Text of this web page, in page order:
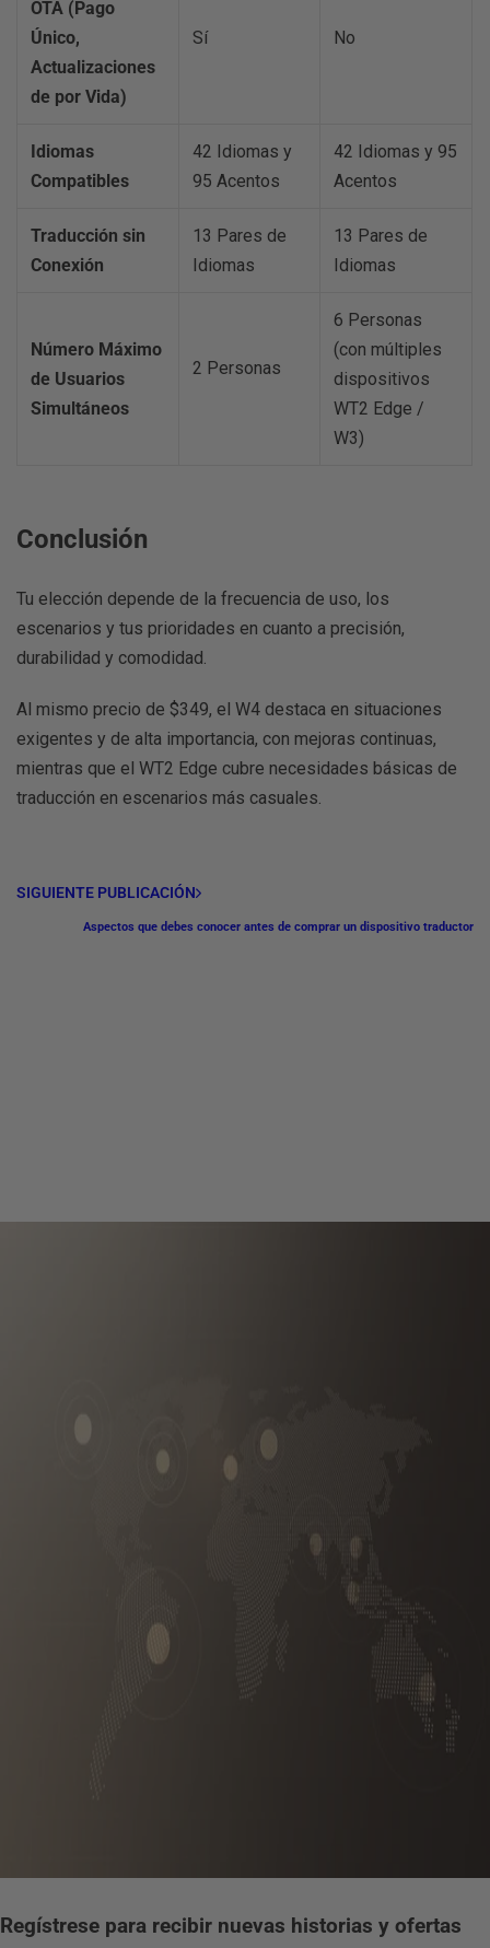
OTA (Pago
Único,
Actualizaciones
de por Vida)
Sí No
Idiomas
Compatibles
42 Idiomas y
95 Acentos
42 Idiomas y 95
Acentos
Traducción sin
Conexión
13 Pares de
Idiomas
13 Pares de
Idiomas
Número Máximo
de Usuarios
Simultáneos
2 Personas
6 Personas
(con múltiples
dispositivos
WT2 Edge /
W3)
Conclusión
Tu elección depende de la frecuencia de uso, los
escenarios y tus prioridades en cuanto a precisión,
durabilidad y comodidad.
Al mismo precio de $349, el W4 destaca en situaciones
exigentes y de alta importancia, con mejoras continuas,
mientras que el WT2 Edge cubre necesidades básicas de
traducción en escenarios más casuales.
SIGUIENTE PUBLICACIÓN
Aspectos que debes conocer antes de comprar un dispositivo traductor
Regístrese para recibir nuevas historias y ofertas